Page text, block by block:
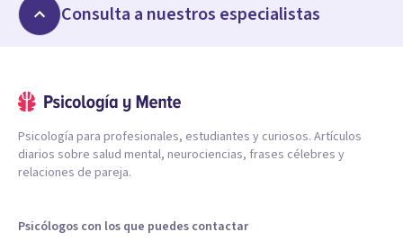
Consulta a nuestros especialistas
Psicología para profesionales, estudiantes y curiosos. Artículos
diarios sobre salud mental, neurociencias, frases célebres y
relaciones de pareja.
Psicólogos con los que puedes contactar